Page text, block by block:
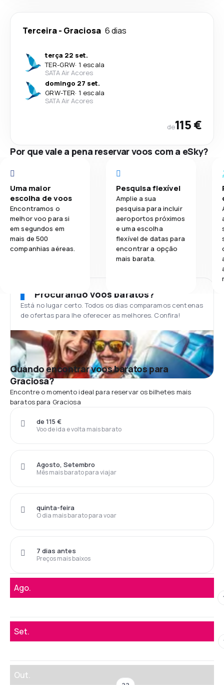
Terceira- Graciosa 6 dias
terça 22 set.
TER-GRW· 1 escala
SATA Air Acores
domingo 27 set.
GRW-TER· 1 escala
SATA Air Acores
de115 €
Por que vale a pena reservar voos com a eSky?
Uma maior
escolha de voos
Encontramos o
melhor voo para si
em segundos em
mais de 500
companhias aéreas.
Pesquisa flexível
Amplie a sua
pesquisa para incluir
aeroportos próximos
e uma escolha
flexível de datas para
encontrar a opção
mais barata.
Procurando voos baratos?
Está no lugar certo. Todos os dias comparamos centenas
de ofertas para lhe oferecer as melhores. Confira!
Quando encontrar voos baratos para
Graciosa?
Encontre o momento ideal para reservar os bilhetes mais
baratos para Graciosa
Voo de ida e volta mais barato
de 115 €
Mês mais barato para viajar
Agosto, Setembro
O dia mais barato para voar
quinta-feira
Preços mais baixos
7 dias antes
Ago.
Set.
Out.